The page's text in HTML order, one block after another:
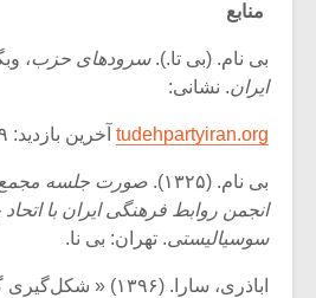
منابع
بی نام. (بی تا.).سرودهای حزب،
ایران. نشانی:
tudehpartyiran.org آخرین بازدید: ۱۴/۹/۱۳۹۹.
بی نام. (۱۳۲۵).
صورت جلسه مجمع
انجمن روابط فرهنگی ایران با
سوسیالیستی. تهران: بی نا.
اباذری، سارا. (۱۳۹۶)